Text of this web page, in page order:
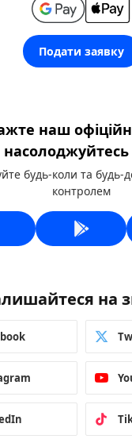
Подати заявку
наш
будь-коли та будь-
контролем
на